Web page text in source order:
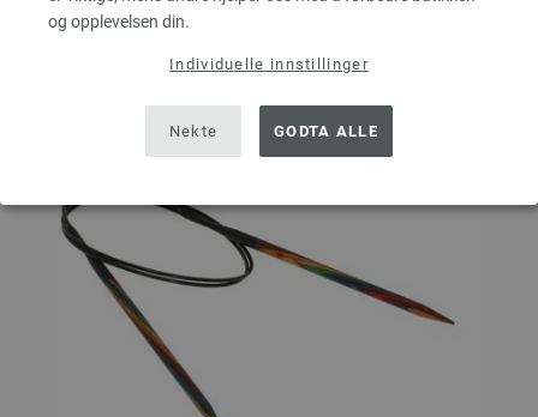
og opplevelsen din.
Individuelle innstillinger
Nekte GODTA ALLE